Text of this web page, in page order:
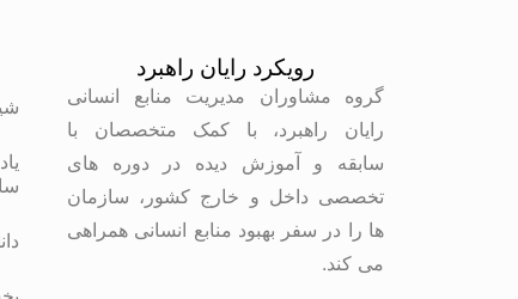
رویکرد رایان راهبرد
گروه مشاوران مدیریت منابع انسانی
رایان راهبرد، با کمک متخصصان با
سابقه و آموزش دیده در دوره های
تخصصی داخل و خارج کشور، سازمان
ها را در سفر بهبود منابع انسانی همراهی
می کند.